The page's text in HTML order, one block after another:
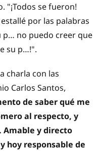
"¡Todos se fueron!
por las palabras
p… no puedo creer que
su p…!".
charla con las
Carlos Santos,
de saber qué me
al respecto, y
Amable y directo
hoy responsable de